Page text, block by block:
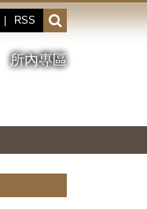
RSS
開
啟
或
收
所內專區
圖
圖
結